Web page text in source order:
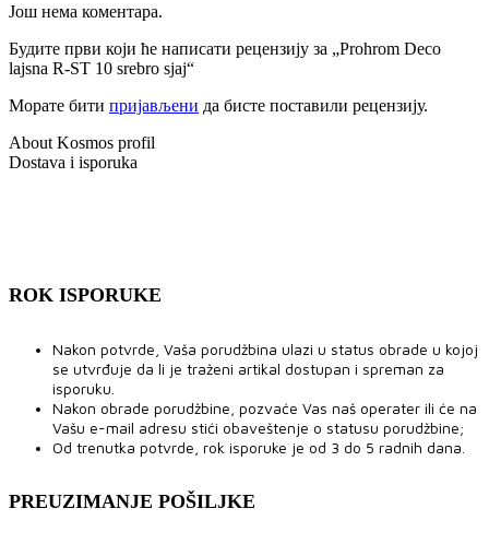
Још нема коментара.
Будите први који ће написати рецензију за „Prohrom Deco
lajsna R-ST 10 srebro sjaj“
Морате бити пријављени да бисте поставили рецензију.
About Kosmos profil
Dostava i isporuka
ROK ISPORUKE
Nakon potvrde, Vaša porudžbina ulazi u status obrade u kojoj
se utvrđuje da li je traženi artikal dostupan i spreman za
isporuku.
Nakon obrade porudžbine, pozvaće Vas naš operater ili će na
Vašu e-mail adresu stići obaveštenje o statusu porudžbine;
Od trenutka potvrde, rok isporuke je od 3 do 5 radnih dana.
PREUZIMANJE POŠILJKE